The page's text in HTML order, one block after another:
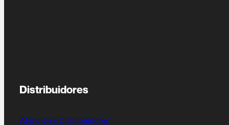
Distribuidores
Atención a Distribuidores